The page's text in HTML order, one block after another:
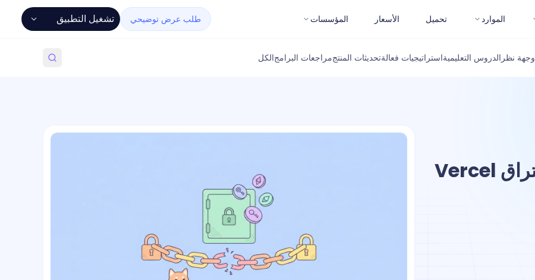
الموارد تحميل الأسعار المؤسسات طلب عرض توضيحي تشغيل التطبيق
وجهة نظر الدروس التعليميةاستراتيجيات فعالةتحديثات المنتجمراجعات البرامجالكل
7 دروس في أمان API من اختراق Vercel